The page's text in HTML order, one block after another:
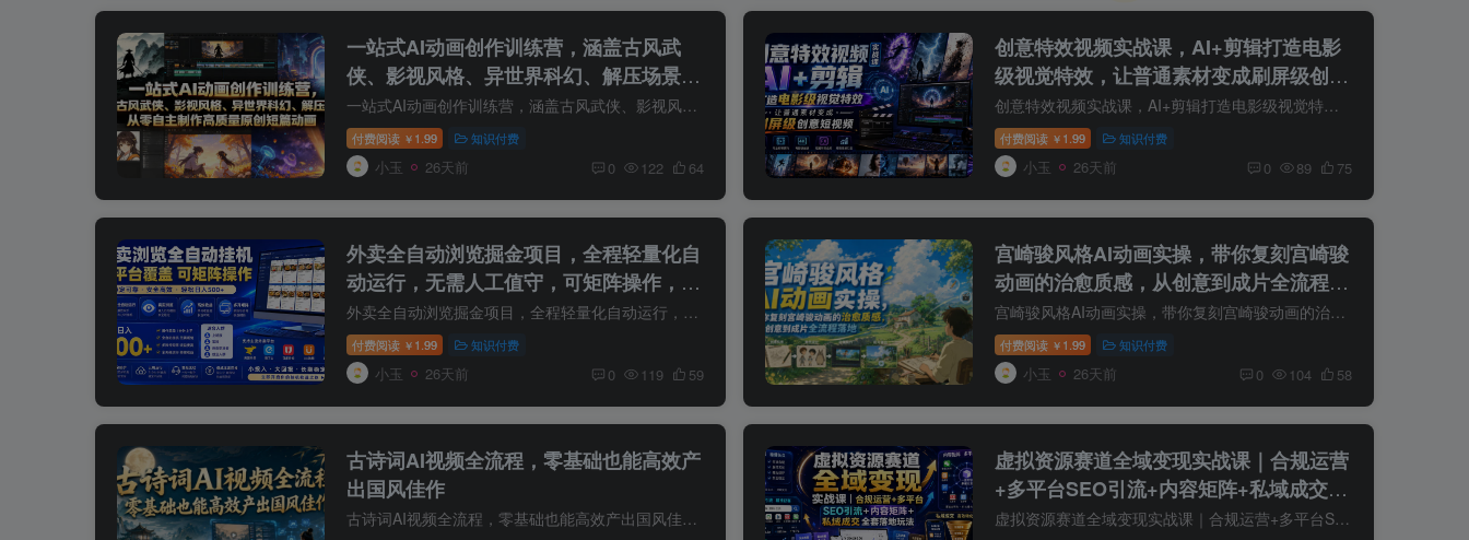
一站式AI动画创作训练营，涵盖古风武
侠、影视风格、异世界科幻、解压场景，
从零自主制作高质量原创短篇动画(更新)一站式AI动画创作训练营，涵盖古风武侠、影视风格、异世界科幻、解压场景，从零自主制作高质量原创短篇动画（更新） 本套AI智能体短篇动画系列实战教程，主打零基础从零落地，聚焦原创武侠角色...
付费阅读 ￥ 1.99 知识付费
小玉 26天前 0 122 64
创意特效视频实战课，AI+剪辑打造电影
级视觉特效，让普通素材变成刷屏级创意
短视频
创意特效视频实战课，AI+剪辑打造电影级视觉特效，让普通素材变成刷屏级创意短视频 课程介绍 短视频时代，内容同质化越来越严重。 普通拍摄已经很难获得用户停留，而一个具有冲击力的创意特效，...
付费阅读 ￥ 1.99 知识付费
小玉 26天前 0 89 75
外卖全自动浏览掘金项目，全程轻量化自
动运行，无需人工值守，可矩阵操作，轻
松日入500+【揭秘】
外卖全自动浏览掘金项目，全程轻量化自动运行，无需人工值守，可矩阵操作，轻松日入500+【揭秘】 项目介绍: 1.什么是外卖浏览项目? 一句话说清，就像你去商场逛街，逛的人越多，店越容易被看见...
付费阅读 ￥ 1.99 知识付费
小玉 26天前 0 119 59
宫崎骏风格AI动画实操，带你复刻宫崎骏
动画的治愈质感，从创意到成片全流程落
地
宫崎骏风格AI动画实操，带你复刻宫崎骏动画的治愈质感，从创意到成片全流程落地 课程介绍 这套课程带你复刻宫崎骏动画的治愈质感，从创意到成片全流程落地。 第1-2课：从故事梗概到人物设定，学...
付费阅读 ￥ 1.99 知识付费
小玉 26天前 0 104 58
古诗词AI视频全流程，零基础也能高效产
出国风佳作
古诗词AI视频全流程，零基础也能高效产出国风佳作 课程介绍 从诗词文本到唯美成片，一站式搞定AI创作全链路：先拆解诗词意境与叙事逻辑，用AI生成适配的人物、场景与分镜图，再通过AI等工具将静...
虚拟资源赛道全域变现实战课｜合规运营
+多平台SEO引流+内容矩阵+私域成交全
套落地玩法
虚拟资源赛道全域变现实战课｜合规运营+多平台SEO引流+内容矩阵+私域成交全套落地玩法 课程介绍 虚拟资源是当下门槛最低、无物流、可无限复用、复利极强的轻创业赛道，但绝大多数新手始终做不起...